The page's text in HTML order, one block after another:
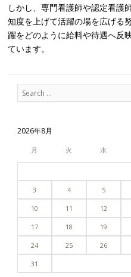
しかし、専門看護師や認定看護
知度を上げて活躍の場を広げる
躍をどのように給料や待遇へ反
ています。
Search
2026年8月
月 火 水
3 4 5
10 11 12
17 18 19
24 25 26
31